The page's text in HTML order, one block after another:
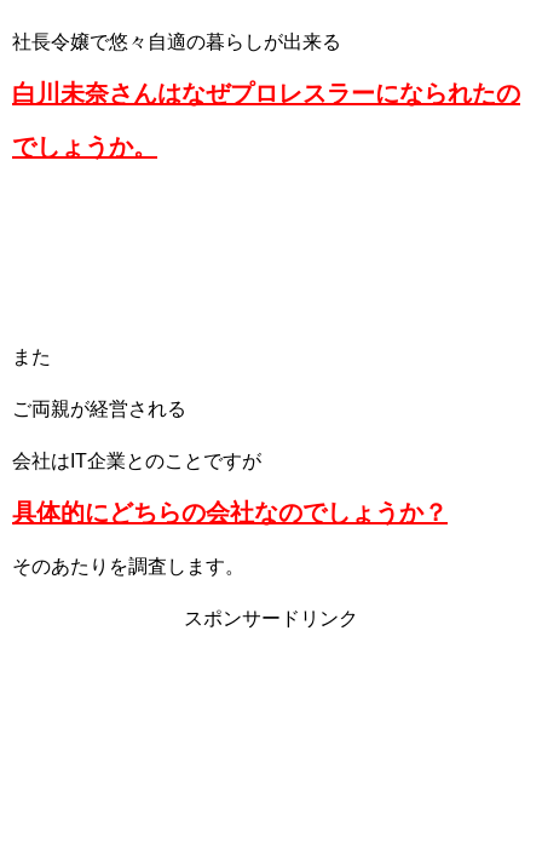
社長令嬢で悠々自適の暮らしが出来る
白川未奈さんはなぜプロレスラーになられたの
でしょうか。
また
ご両親が経営される
会社はIT企業とのことですが
具体的にどちらの会社なのでしょうか？
そのあたりを調査します。
スポンサードリンク